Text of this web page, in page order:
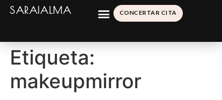
SARAIALMA CONCERTAR CITA
Etiqueta:
makeupmirror